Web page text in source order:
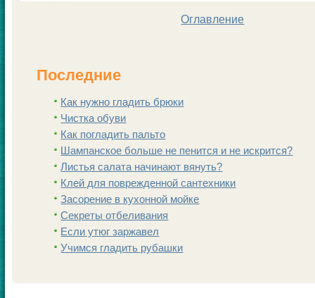
Оглавление
Последние
Как нужно гладить брюки
Чистка обуви
Как погладить пальто
Шампанскoе больше не пенится и не искрится?
Листья салата начинают вянуть?
Клей для поврежденной сантехники
Заcoрение в кухонной мойке
Секреты отбеливания
Если утюг заржавел
Учимся гладить рубашки